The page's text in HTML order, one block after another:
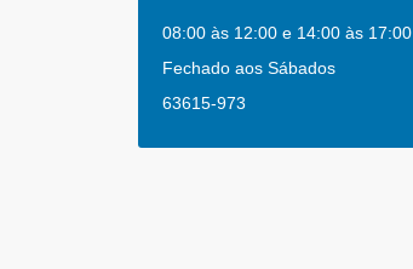
08:00 às 12:00 e 14:00 às 17:00
Fechado aos Sábados
63615-973